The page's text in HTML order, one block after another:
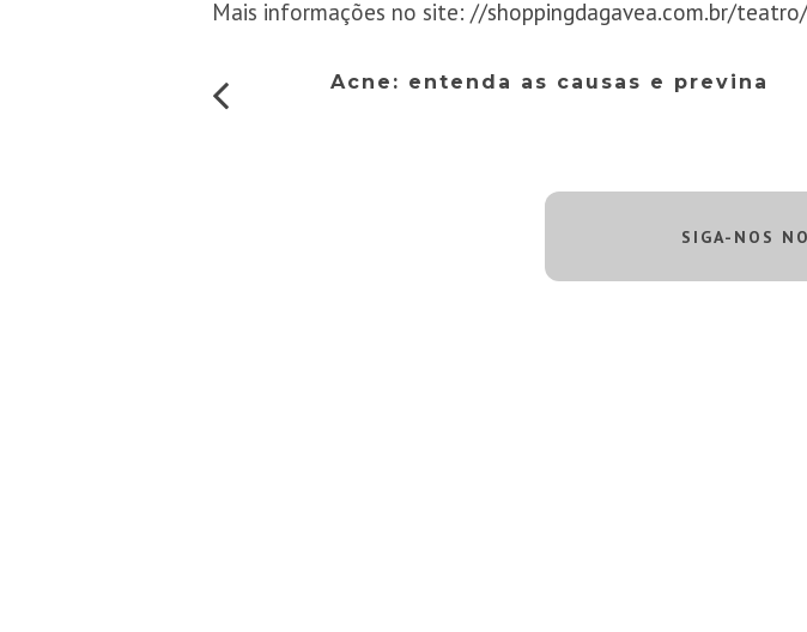
Mais informações no site://shoppingdagavea.com.br/
Acne: entenda as causas e previna
SIGA-NOS